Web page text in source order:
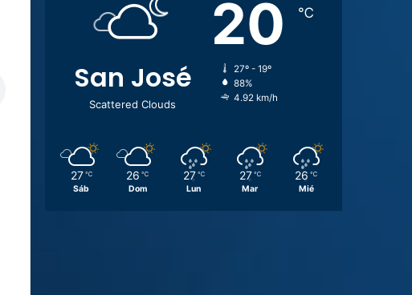
San José
Scattered Clouds
20 ℃
27º - 19º
88%
4.92 km/h
27 ℃
Sáb
26 ℃
Dom
27 ℃
Lun
27 ℃
Mar
26 ℃
Mié